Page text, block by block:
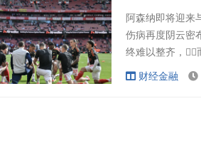
阿森纳即将迎来
伤病再度阴云密
终难以整齐，
锋诺尼·马杜克
财经金融